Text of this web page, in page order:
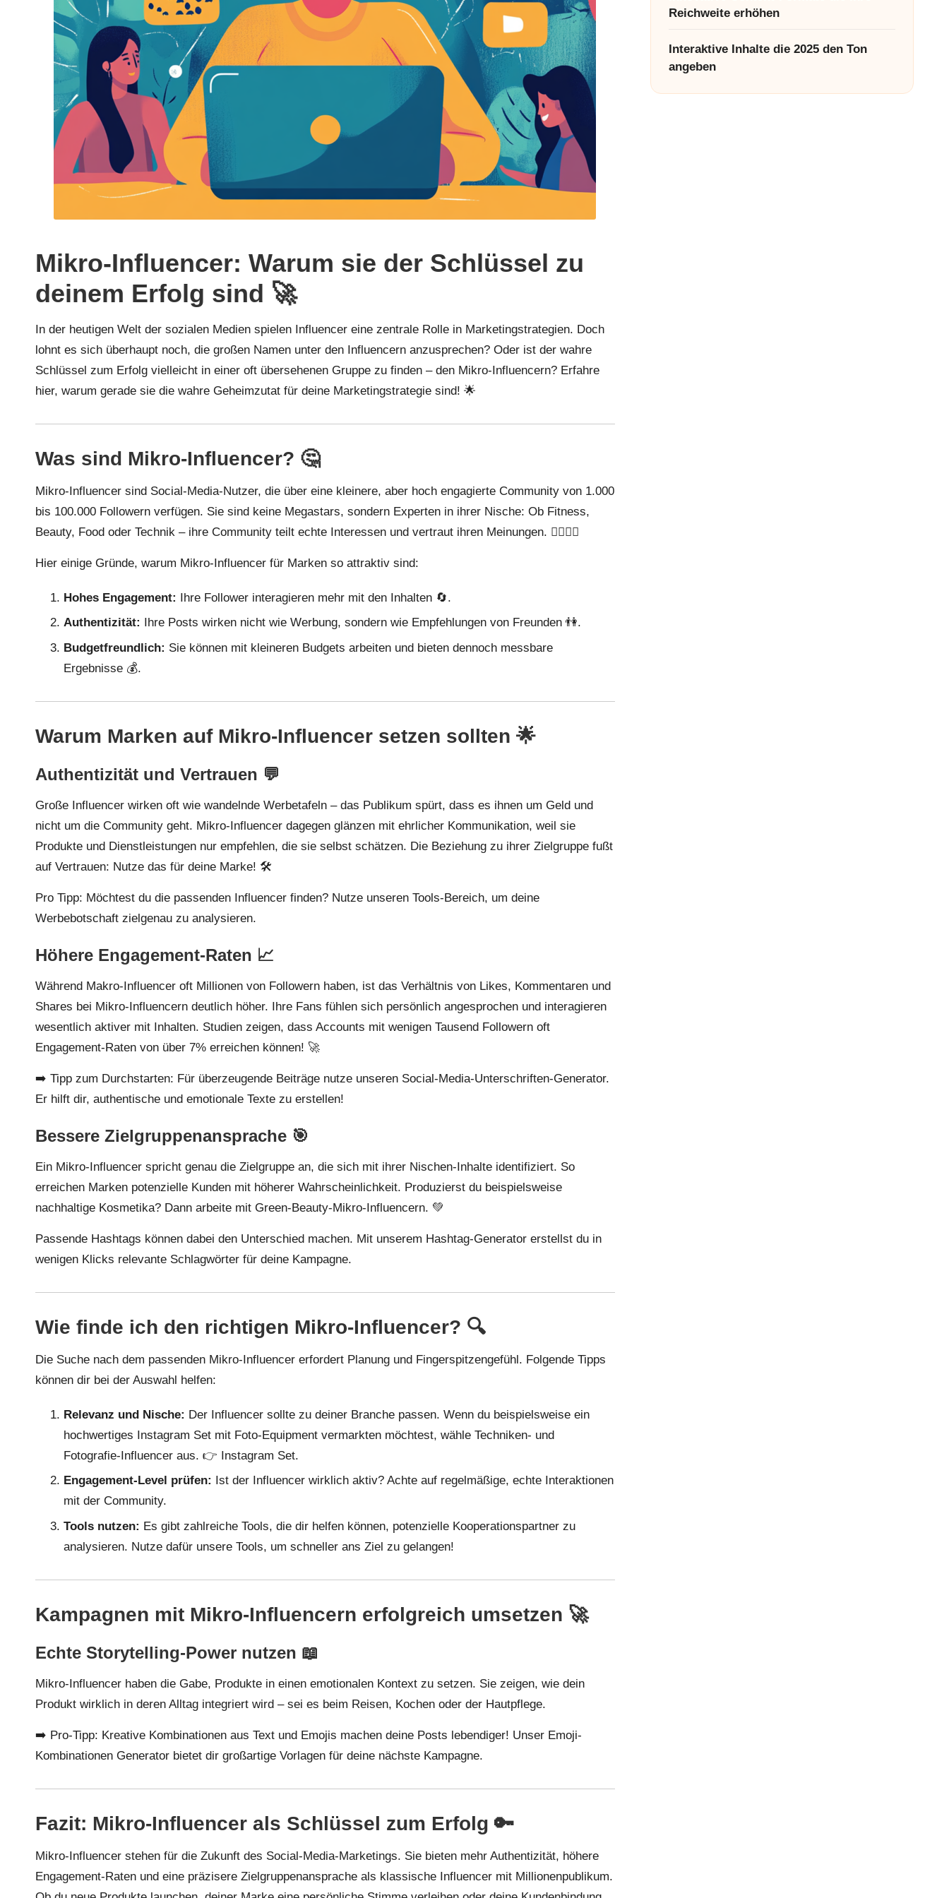
Mikro-Influencer: Warum sie der Schlüssel zu
deinem Erfolg sind 🚀
In der heutigen Welt der sozialen Medien spielen Influencer eine zentrale Rolle in Marketingstrategien. Doch
lohnt es sich überhaupt noch, die großen Namen unter den Influencern anzusprechen? Oder ist der wahre
Schlüssel zum Erfolg vielleicht in einer oft übersehenen Gruppe zu finden – den Mikro-Influencern? Erfahre
hier, warum gerade sie die wahre Geheimzutat für deine Marketingstrategie sind! 🌟
Was sind Mikro-Influencer? 🤔
Mikro-Influencer sind Social-Media-Nutzer, die über eine kleinere, aber hoch engagierte Community von 1.000
bis 100.000 Followern verfügen. Sie sind keine Megastars, sondern Experten in ihrer Nische: Ob Fitness,
Beauty, Food oder Technik – ihre Community teilt echte Interessen und vertraut ihren Meinungen. 🏋️‍♀️🍴💄
Hier einige Gründe, warum Mikro-Influencer für Marken so attraktiv sind:
Hohes Engagement: Ihre Follower interagieren mehr mit den Inhalten 🔄.
Authentizität:
Ihre Posts wirken nicht wie Werbung, sondern wie Empfehlungen von Freunden 👫.
Budgetfreundlich: Sie können mit kleineren Budgets arbeiten und bieten dennoch messbare
Ergebnisse 💰.
Warum Marken auf Mikro-Influencer setzen sollten 🌟
Authentizität und Vertrauen 💬
Große Influencer wirken oft wie wandelnde Werbetafeln – das Publikum spürt, dass es ihnen um Geld und
nicht um die Community geht. Mikro-Influencer dagegen glänzen mit ehrlicher Kommunikation, weil sie
Produkte und Dienstleistungen nur empfehlen, die sie selbst schätzen. Die Beziehung zu ihrer Zielgruppe fußt
auf Vertrauen: Nutze das für deine Marke! 🛠
Pro Tipp: Möchtest du die passenden Influencer finden? Nutze unseren Tools-Bereich, um deine
Werbebotschaft zielgenau zu analysieren.
Höhere Engagement-Raten 📈
Während Makro-Influencer oft Millionen von Followern haben, ist das Verhältnis von Likes, Kommentaren und
Shares bei Mikro-Influencern deutlich höher. Ihre Fans fühlen sich persönlich angesprochen und interagieren
wesentlich aktiver mit Inhalten. Studien zeigen, dass Accounts mit wenigen Tausend Followern oft
Engagement-Raten von über 7% erreichen können! 🚀
➡️ Tipp zum Durchstarten: Für überzeugende Beiträge nutze unseren Social-Media-Unterschriften-Generator.
Er hilft dir, authentische und emotionale Texte zu erstellen!
Bessere Zielgruppenansprache 🎯
Ein Mikro-Influencer spricht genau die Zielgruppe an, die sich mit ihrer Nischen-Inhalte identifiziert. So
erreichen Marken potenzielle Kunden mit höherer Wahrscheinlichkeit. Produzierst du beispielsweise
nachhaltige Kosmetika? Dann arbeite mit Green-Beauty-Mikro-Influencern. 💚
Passende Hashtags können dabei den Unterschied machen. Mit unserem Hashtag-Generator erstellst du in
wenigen Klicks relevante Schlagwörter für deine Kampagne.
Wie finde ich den richtigen Mikro-Influencer? 🔍
Die Suche nach dem passenden Mikro-Influencer erfordert Planung und Fingerspitzengefühl. Folgende Tipps
können dir bei der Auswahl helfen:
Relevanz und Nische: Der Influencer sollte zu deiner Branche passen. Wenn du beispielsweise ein
hochwertiges Instagram Set mit Foto-Equipment vermarkten möchtest, wähle Techniken- und
Fotografie-Influencer aus. 👉 Instagram Set.
Engagement-Level prüfen:
Ist der Influencer wirklich aktiv? Achte auf regelmäßige, echte Interaktionen
mit der Community.
Tools nutzen: Es gibt zahlreiche Tools, die dir helfen können, potenzielle Kooperationspartner zu
analysieren. Nutze dafür unsere Tools, um schneller ans Ziel zu gelangen!
Kampagnen mit Mikro-Influencern erfolgreich umsetzen 🚀
Echte Storytelling-Power nutzen 📖
Mikro-Influencer haben die Gabe, Produkte in einen emotionalen Kontext zu setzen. Sie zeigen, wie dein
Produkt wirklich in deren Alltag integriert wird – sei es beim Reisen, Kochen oder der Hautpflege.
➡️ Pro-Tipp: Kreative Kombinationen aus Text und Emojis machen deine Posts lebendiger! Unser Emoji-
Kombinationen Generator bietet dir großartige Vorlagen für deine nächste Kampagne.
Fazit: Mikro-Influencer als Schlüssel zum Erfolg 🔑
Mikro-Influencer stehen für die Zukunft des Social-Media-Marketings. Sie bieten mehr Authentizität, höhere
Engagement-Raten und eine präzisere Zielgruppenansprache als klassische Influencer mit Millionenpublikum.
Reichweite erhöhen
Interaktive Inhalte die 2025 den Ton
angeben